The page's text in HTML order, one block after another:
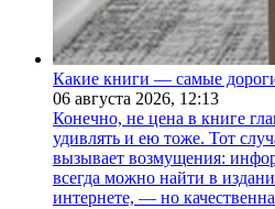
Какие книги — самые
06 августа 2026, 12:13
Конечно, не цена в книге
удивлять и ею тоже. Тот
вызывает возмущения:
всегда можно найти в
интернете, — но